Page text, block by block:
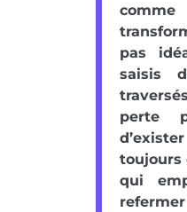
pas
saisis
perte
toujours
qui